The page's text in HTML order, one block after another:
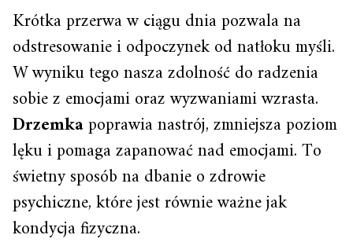
Krótka przerwa w ciągu dnia pozwala na
odstresowanie i odpoczynek od natłoku myśli.
W wyniku tego nasza zdolność do radzenia
sobie z emocjami oraz wyzwaniami wzrasta.
Drzemkapoprawia nastrój, zmniejsza poziom
lęku i pomaga zapanować nad emocjami. To
świetny sposób na dbanie o zdrowie
psychiczne, które jest równie ważne jak
kondycja fizyczna.